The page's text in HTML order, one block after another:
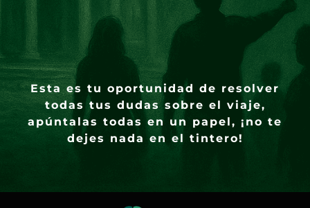
Esta es tu oportunidad de resolver
todas tus dudas sobre el viaje,
apúntalas todas en un papel, ¡no te
dejes nada en el tintero!​